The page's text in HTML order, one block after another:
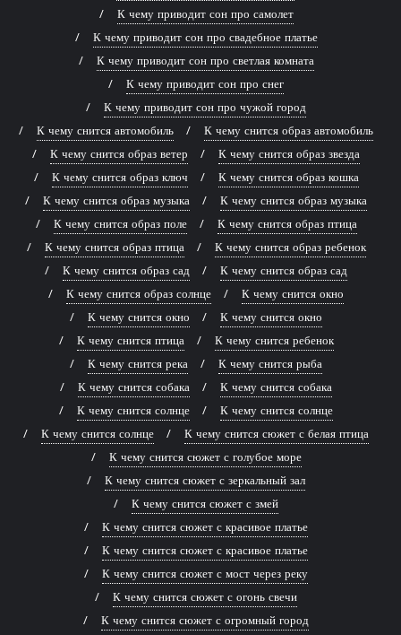
К чему приводит сон про самолет
К чему приводит сон про свадебное платье
К чему приводит сон про светлая комната
К чему приводит сон про снег
К чему приводит сон про чужой город
К чему снится автомобиль
К чему снится образ автомобиль
К чему снится образ ветер
К чему снится образ звезда
К чему снится образ ключ
К чему снится образ кошка
К чему снится образ музыка
К чему снится образ музыка
К чему снится образ поле
К чему снится образ птица
К чему снится образ птица
К чему снится образ ребенок
К чему снится образ сад
К чему снится образ сад
К чему снится образ солнце
К чему снится окно
К чему снится окно
К чему снится окно
К чему снится птица
К чему снится ребенок
К чему снится река
К чему снится рыба
К чему снится собака
К чему снится собака
К чему снится солнце
К чему снится солнце
К чему снится солнце
К чему снится сюжет с белая птица
К чему снится сюжет с голубое море
К чему снится сюжет с зеркальный зал
К чему снится сюжет с змей
К чему снится сюжет с красивое платье
К чему снится сюжет с красивое платье
К чему снится сюжет с мост через реку
К чему снится сюжет с огонь свечи
К чему снится сюжет с огромный город